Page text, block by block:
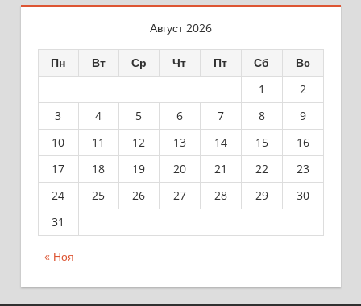
Август 2026
Пн Вт Ср Чт Пт Сб Вс
« Ноя
1
2
3
4 5 6 7 8
9
10
11 12 13 14 15
16
17
18 19 20 21 22
23
24
25 26 27 28 29
30
31